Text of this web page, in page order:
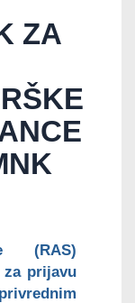
ZA
(RAS)
za prijavu